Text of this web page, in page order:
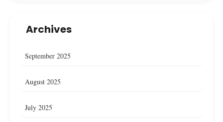
Archives
September 2025
August 2025
July 2025